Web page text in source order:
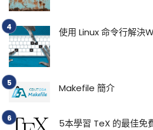
使用 Linux 命令行解決
Makefile 簡介
5本學習 TeX 的最佳免